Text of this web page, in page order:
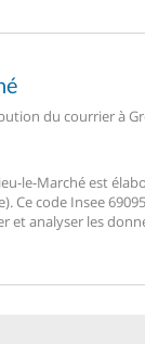
du courrier à
le-Marché est
Ce code Insee
et analyser les